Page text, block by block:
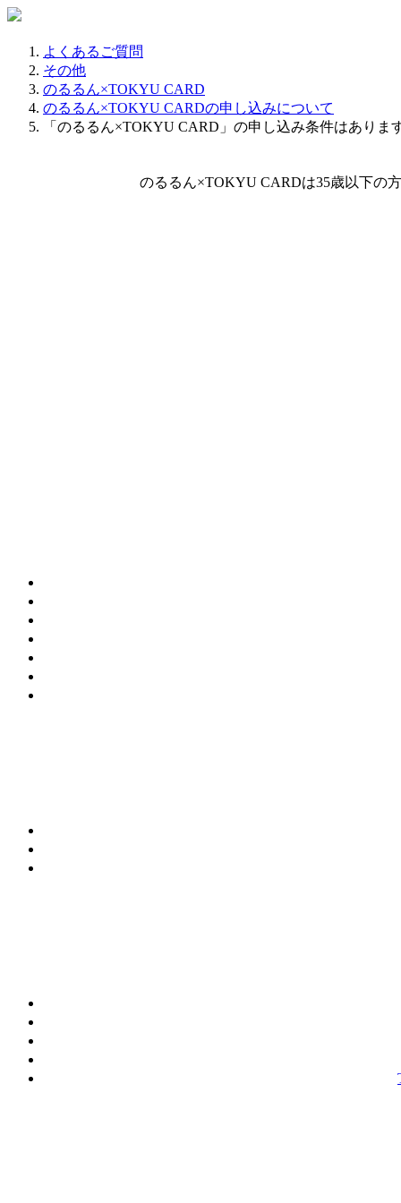
よくあるご質問
その他
のるるん×TOKYU CARD
のるるん×TOKYU CARDの申し込みについて
「のるるん×TOKYU CARD」の申し込み条件はありま
のるるん×TOKYU CARDは35歳以下の